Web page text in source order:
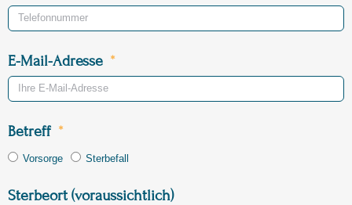
E-Mail-Adresse
Betreff
Vorsorge Sterbefall
Sterbeort (voraussichtlich)